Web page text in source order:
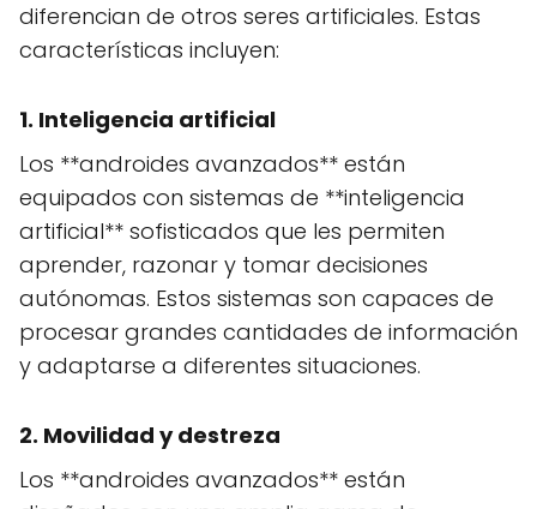
diferencian de otros seres artificiales. Estas
características incluyen:
1. Inteligencia artificial
Los **androides avanzados** están
equipados con sistemas de **inteligencia
artificial** sofisticados que les permiten
aprender, razonar y tomar decisiones
autónomas. Estos sistemas son capaces de
procesar grandes cantidades de información
y adaptarse a diferentes situaciones.
2. Movilidad y destreza
Los **androides avanzados** están